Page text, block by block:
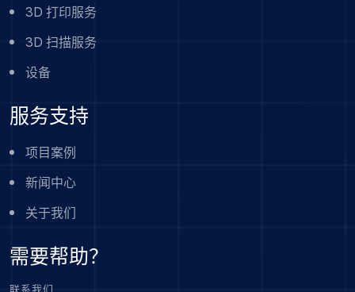
3D 打印服务
3D 扫描服务
设备
服务支持
项目案例
新闻中心
关于我们
需要帮助？
联系我们